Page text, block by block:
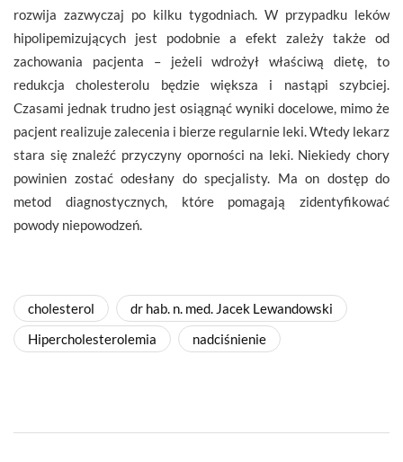
rozwija zazwyczaj po kilku tygodniach. W przypadku leków
hipolipemizujących jest podobnie a efekt zależy także od
zachowania pacjenta – jeżeli wdrożył właściwą dietę, to
redukcja cholesterolu będzie większa i nastąpi szybciej.
Czasami jednak trudno jest osiągnąć wyniki docelowe, mimo że
pacjent realizuje zalecenia i bierze regularnie leki. Wtedy lekarz
stara się znaleźć przyczyny oporności na leki. Niekiedy chory
powinien zostać odesłany do specjalisty. Ma on dostęp do
metod diagnostycznych, które pomagają zidentyfikować
powody niepowodzeń.
cholesterol
dr hab. n. med. Jacek Lewandowski
Hipercholesterolemia
nadciśnienie